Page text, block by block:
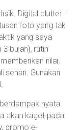
Digital clutter—
foto yang tak
yang saya
bulan), rutin
nilai,
sehari. Gunakan
nyata.
akan kaget pada
promo e-